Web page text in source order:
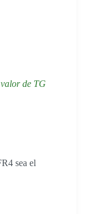
de TG
sea el